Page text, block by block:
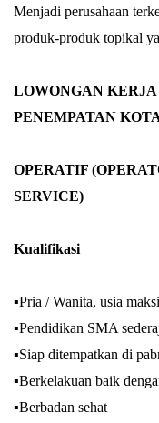
Menjadi perusahaan
produk-produk topikal
LOWONGAN
PENEMPATAN
OPERATIF
SERVICE)
Kualifikasi
▪︎Pria / Wanita, usia
▪︎Pendidikan SMA
▪︎Siap ditempatkan di
▪︎Berkelakuan baik
▪︎Berbadan sehat